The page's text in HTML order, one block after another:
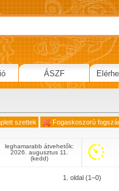
szettek Fogaskoszorú
leghamarabb átvehetők:
2026. augusztus 11.
(kedd)
1. oldal (1–0)
ÁSZF